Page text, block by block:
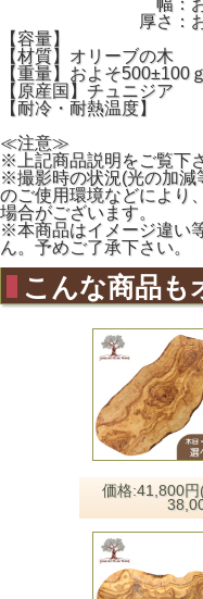
幅：およそ
厚さ：およそ
【容量】
【材質】オリーブの木
【重量】およそ500±100ｇ
【原産国】チュニジア
【耐冷・耐熱温度】
≪注意≫
※上記商品説明をご覧下
※撮影時の状況(光の加減
のご使用環境などにより
場合がございます。
※本商品はイメージ違い
ん。予めご了承下さい。
こんな商品も
価格:41,800円